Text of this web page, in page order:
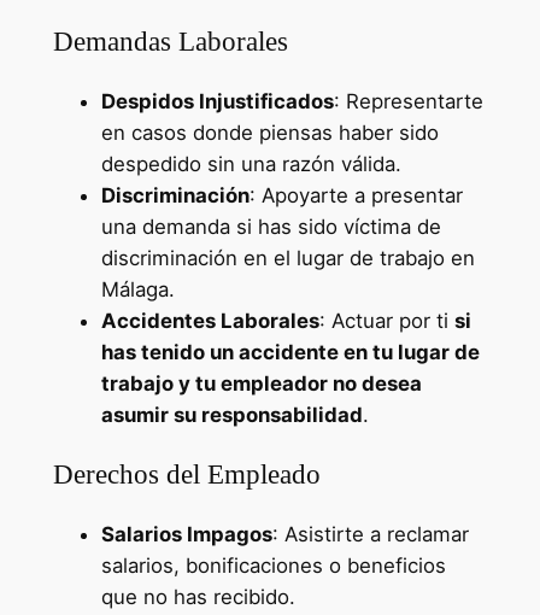
Demandas Laborales
Despidos Injustificados: Representarte
en casos donde piensas haber sido
despedido sin una razón válida.
Discriminación: Apoyarte a presentar
una demanda si has sido víctima de
discriminación en el lugar de trabajo en
Málaga.
Accidentes Laborales: Actuar por ti si
has tenido un accidente en tu lugar de
trabajo y tu empleador no desea
asumir su responsabilidad.
Derechos del Empleado
Salarios Impagos: Asistirte a reclamar
salarios, bonificaciones o beneficios
que no has recibido.